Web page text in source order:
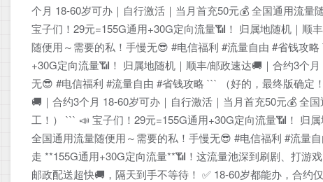
个月 18-60岁可办｜自行激活｜当月首充50元💰 全国通用流
宝子们！29元=155G通用+30G定向流量📶！ 归属地随机｜顺
随便用～需要的私！手慢无😎 #电信福利 #流量自由 #省钱攻
+30G定向流量📶！ 归属地随机｜顺丰/邮政速达🚚｜合约3个
无😎 #电信福利 #流量自由 #省钱攻略 ``` （好的，最终版确
🚚｜合约3个月 18-60岁可办｜自行激活｜当月首充50元💰 全
工！） ``` 📣 宝子们！29元=155G通用+30G定向流量📶！ 归
全国通用流量随便用～需要的私！手慢无😎 #电信福利 #流量
走 **155G通用+30G定向流量**📶！这流量池深到刷剧、打游
邮政配送超快🚚，隔天到手不等待！ ✅ 18-60岁都能办，合约